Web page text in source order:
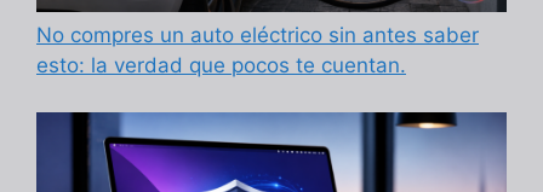
No compres un auto eléctrico sin antes saber
esto: la verdad que pocos te cuentan.